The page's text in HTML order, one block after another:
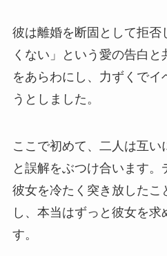
彼は離婚を断固として拒否
くない」という愛の告白
をあらわにし、力ずくでイ
うとしました。
ここで初めて、二人は互
と誤解をぶつけ合います
彼女を冷たく突き放したこ
し、本当はずっと彼女を求
す。